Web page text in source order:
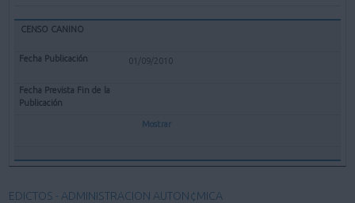
CENSO CANINO
01/09/2010
Mostrar
EDICTOS - ADMINISTRACION AUTON¢MICA